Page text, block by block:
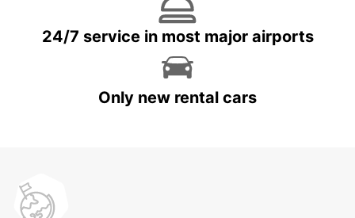
24/7 service in most major airports
Only new rental cars